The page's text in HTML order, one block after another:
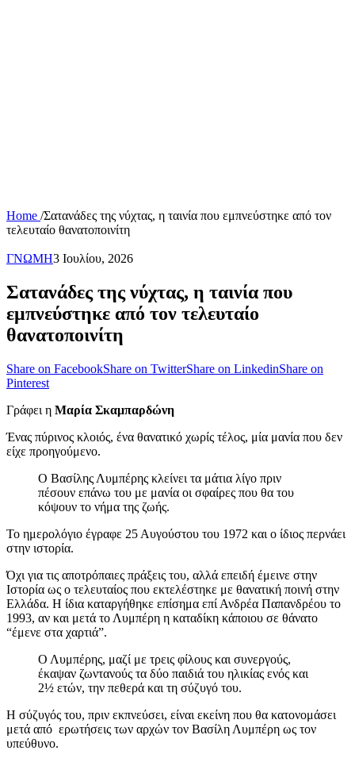
Home /Σατανάδες της νύχτας, η ταινία που εμπνεύστηκε από τον
τελευταίο θανατοποινίτη
ΓΝΩΜΗ3 Ιουλίου, 2026
Σατανάδες της νύχτας, η ταινία που
εμπνεύστηκε από τον τελευταίο
θανατοποινίτη
Share on FacebookShare on TwitterShare on LinkedinShare on
Pinterest
Γράφει η Μαρία Σκαμπαρδώνη
Ένας πύρινος κλοιός, ένα θανατικό χωρίς τέλος, μία μανία που δεν
είχε προηγούμενο.
Ο Βασίλης Λυμπέρης κλείνει τα μάτια λίγο πριν
πέσουν επάνω του με μανία οι σφαίρες που θα του
κόψουν το νήμα της ζωής.
Το ημερολόγιο έγραφε 25 Αυγούστου του 1972 και ο ίδιος περνάει
στην ιστορία.
Όχι για τις αποτρόπαιες πράξεις του, αλλά επειδή έμεινε στην
Ιστορία ως ο τελευταίος που εκτελέστηκε με θανατική ποινή στην
Ελλάδα. Η ίδια καταργήθηκε επίσημα επί Ανδρέα Παπανδρέου το
1993, αν και μετά το Λυμπέρη η καταδίκη κάποιου σε θάνατο
“έμενε στα χαρτιά”.
Ο Λυμπέρης, μαζί με τρεις φίλους και συνεργούς,
έκαψαν ζωντανούς τα δύο παιδιά του ηλικίας ενός και
2½ ετών, την πεθερά και τη σύζυγό του.
Η σύζυγός του, πριν εκπνεύσει, είναι εκείνη που θα κατονομάσει
μετά από ερωτήσεις των αρχών τον Βασίλη Λυμπέρη ως τον
υπεύθυνο.